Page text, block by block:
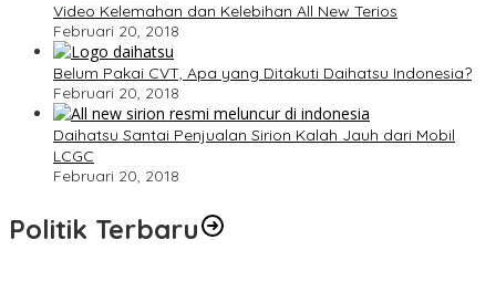
Video Kelemahan dan Kelebihan All New Terios
Februari 20, 2018
Belum Pakai CVT, Apa yang Ditakuti Daihatsu Indonesia?
Februari 20, 2018
Daihatsu Santai Penjualan Sirion Kalah Jauh dari Mobil
LCGC
Februari 20, 2018
Politik Terbaru